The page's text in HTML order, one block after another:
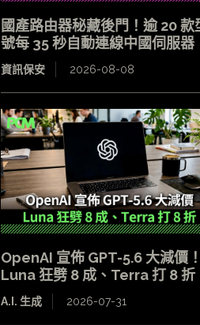
國產路由器秘藏後門！逾 20 款
號每 35 秒自動連線中國伺服器
資訊保安 2026-08-08
OpenAI 宣佈 GPT-5.6 大減價！
Luna 狂劈 8 成、Terra 打 8 折
A.I. 生成 2026-07-31